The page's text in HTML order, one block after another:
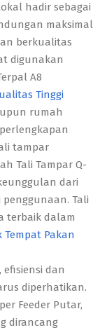
hadir sebagai
maksimal
berkualitas
digunakan
A8
Tinggi
rumah
tampar
Tali Tampar Q-
dari
Tali
terbaik dalam
Tempat Pakan
dan
diperhatikan.
Feeder Putar,
dirancang